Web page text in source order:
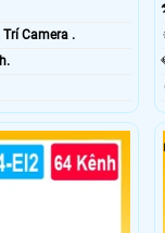
Trí Camera .